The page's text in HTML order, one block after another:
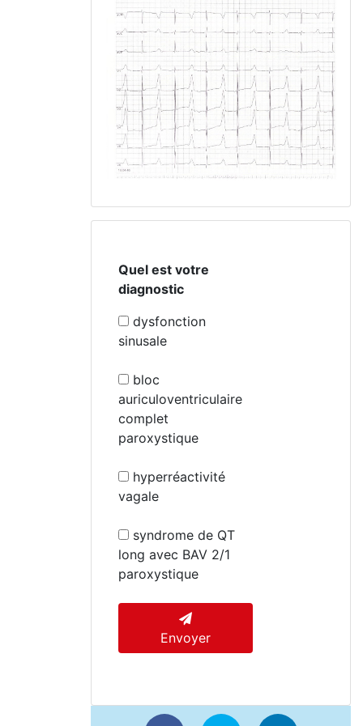
Quel est votre
diagnostic
dysfonction
sinusale
bloc
auriculoventriculaire
complet
paroxystique
hyperréactivité
vagale
syndrome de QT
long avec BAV 2/1
paroxystique
Envoyer